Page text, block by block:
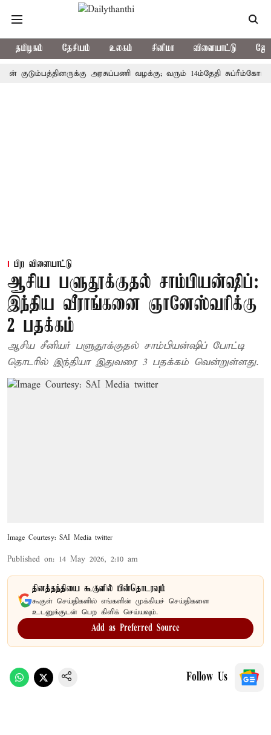
தமிழகம் தேசியம் உலகம் சினிமா விளையாட்டு
அரசுப்பணி வழக்கு; வரும் 14ம்தேதி சுப்ரீம்கோர்ட்டில்
பிற விளையாட்டு
ஆசிய பளுதூக்குதல் சாம்பியன்ஷிப்:
இந்திய வீராங்கனை ஞானேஸ்வரிக்கு
2 பதக்கம்
ஆசிய சீனியர் பளுதூக்குதல் சாம்பியன்ஷிப் போட்டி
தொடரில் இந்தியா இதுவரை 3 பதக்கம் வென்றுள்ளது.
Image Courtesy: SAI Media twitter
Published on: 14 May 2026, 2:10 am
தினத்தந்தியை கூகுளில் பின்தொடரவும்
கூகுள் செய்திகளில் எங்களின் முக்கியச் செய்திகளை
உடனுக்குடன் பெற கிளிக் செய்யவும்.
Add as Preferred Source
Follow Us